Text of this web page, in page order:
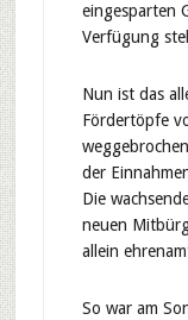
eingesparten
Verfügung
Nun ist das
Fördertöpfe
der
Die
neuen
allein
So war am